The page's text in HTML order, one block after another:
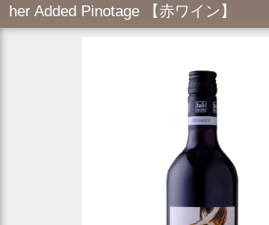
her Added Pinotage 【赤ワイン】